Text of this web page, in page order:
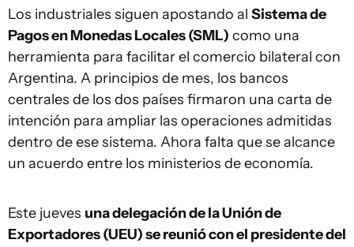
Los industriales siguen apostando al Sistema de
Pagos en Monedas Locales (SML) como una
herramienta para facilitar el comercio bilateral con
Argentina. A principios de mes, los bancos
centrales de los dos países firmaron una carta de
intención para ampliar las operaciones admitidas
dentro de ese sistema. Ahora falta que se alcance
un acuerdo entre los ministerios de economía.
Este jueves una delegación de la Unión de
Exportadores (UEU) se reunió con el presidente del